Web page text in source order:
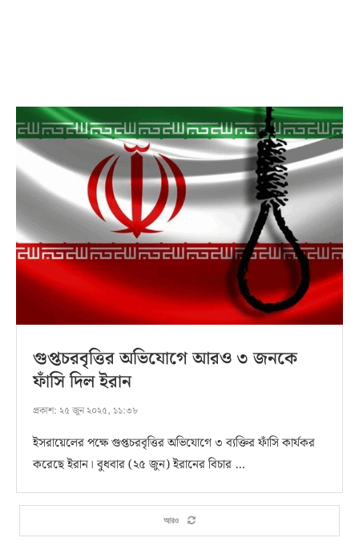
গুপ্তচরবৃত্তির অভিযোগে আরও ৩ জনকে
ফাঁসি দিল ইরান
প্রকাশ: ২৫ জুন ২০২৫, ১১:৩৮
ইসরায়েলের পক্ষে গুপ্তচরবৃত্তির অভিযোগে ৩ ব্যক্তির ফাঁসি কার্যকর
করেছে ইরান। বুধবার (২৫ জুন) ইরানের বিচার …
আরও